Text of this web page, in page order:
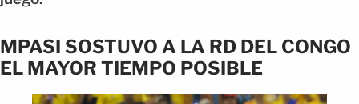
MPASI SOSTUVO A LA RD DEL CONGO
EL MAYOR TIEMPO POSIBLE